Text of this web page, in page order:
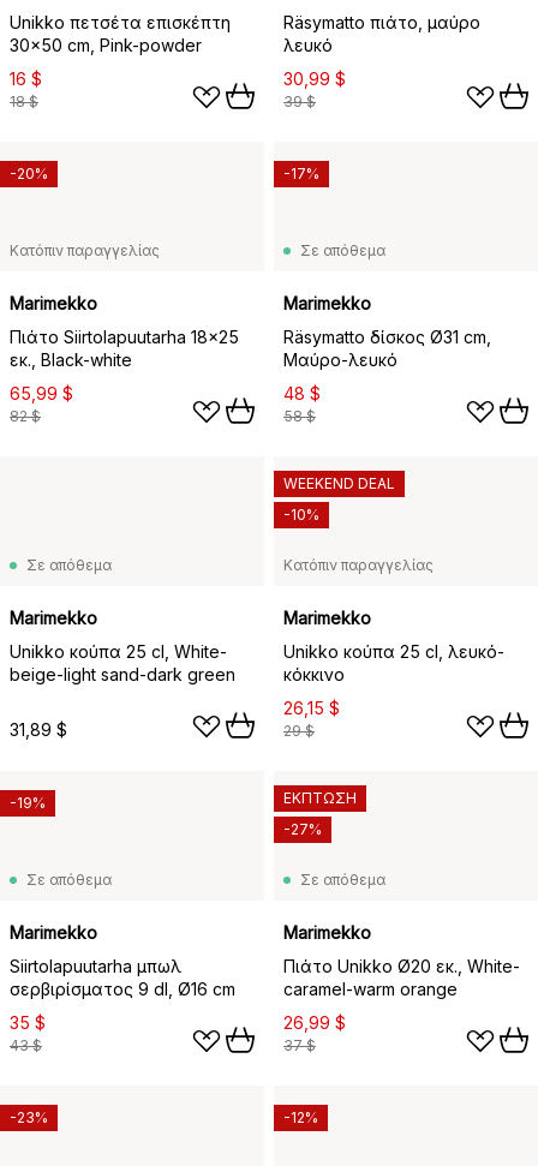
Unikko πετσέτα επισκέπτη
30x50 cm, Pink-powder
16 $
18 $
Räsymatto πιάτο, μαύρο
λευκό
30,99 $
39 $
Κατόπιν παραγγελίας
Marimekko
Πιάτο Siirtolapuutarha 18x25
εκ., Black-white
65,99 $
82 $
-20%
Σε απόθεμα
Marimekko
Räsymatto δίσκος Ø31 cm,
Μαύρο-λευκό
48 $
58 $
-17%
Σε απόθεμα
Marimekko
Unikko κούπα 25 cl, White-
beige-light sand-dark green
31,89 $
Κατόπιν παραγγελίας
Marimekko
Unikko κούπα 25 cl, λευκό-
κόκκινο
26,15 $
29 $
WEEKEND DEAL
-10%
Σε απόθεμα
Marimekko
Siirtolapuutarha μπωλ
σερβιρίσματος 9 dl, Ø16 cm
35 $
43 $
-19%
Σε απόθεμα
Marimekko
Πιάτο Unikko Ø20 εκ., White-
caramel-warm orange
26,99 $
37 $
ΕΚΠΤΩΣΗ
-27%
-23% -12%